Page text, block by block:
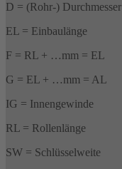
D = (Rohr-) Durchmesser
EL = Einbaulänge
F = RL + …mm = EL
G = EL + …mm = AL
IG = Innengewinde
RL = Rollenlänge
SW = Schlüsselweite